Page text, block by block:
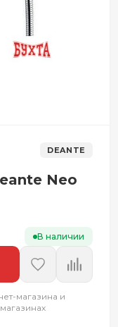
DEANTE
Neo
В наличии
магазина и